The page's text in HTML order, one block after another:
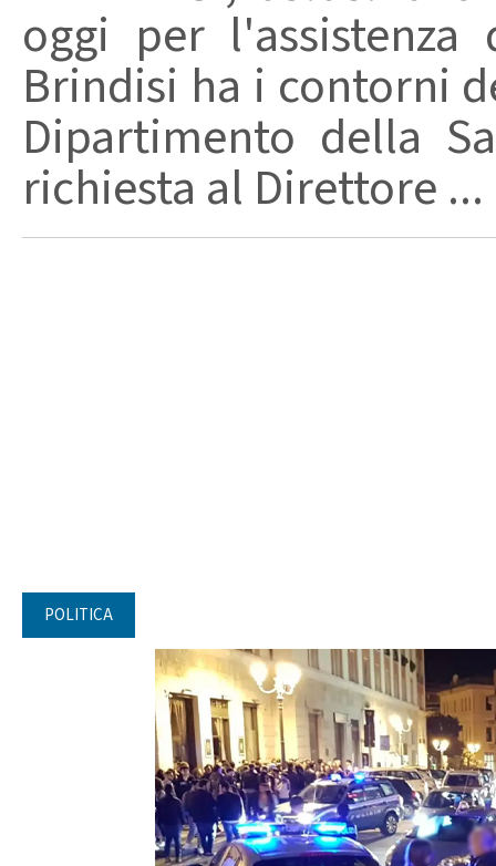
oggi per
Brindisi ha i contorni
Dipartimento della
richiesta al Direttore ...
POLITICA